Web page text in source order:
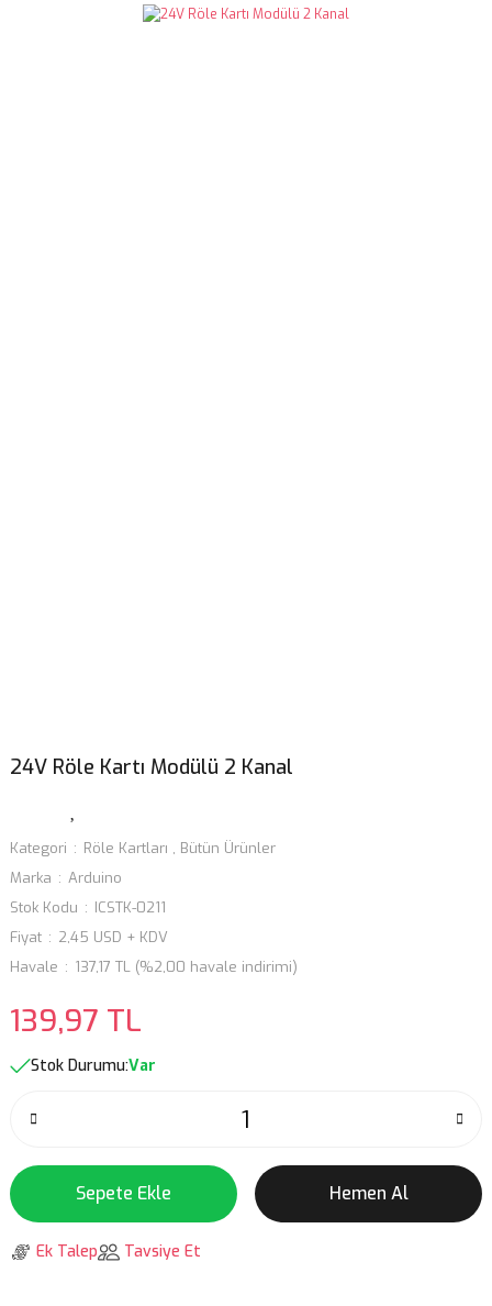
24V Röle Kartı Modülü 2 Kanal
Kategori Röle Kartları , Bütün Ürünler
Marka
Arduino
Stok Kodu
ICSTK-0211
Fiyat
2,45 USD + KDV
Havale
137,17 TL (%2,00 havale indirimi)
139,97 TL
Stok Durumu:Var
Sepete Ekle Hemen Al
Ek Talep Tavsiye Et